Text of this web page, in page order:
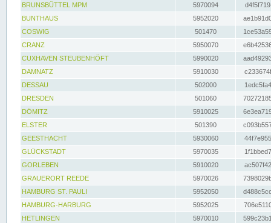
BRUNSBÜTTEL MPM
5970094
BUNTHAUS
5952020
COSWIG
501470
CRANZ
5950070
CUXHAVEN STEUBENHÖFT
5990020
DAMNATZ
5910030
DESSAU
502000
DRESDEN
501060
DÖMITZ
5910025
ELSTER
501390
GEESTHACHT
5930060
GLÜCKSTADT
5970035
GORLEBEN
5910020
GRAUERORT REEDE
5970026
HAMBURG ST. PAULI
5952050
HAMBURG-HARBURG
5952025
HETLINGEN
5970010